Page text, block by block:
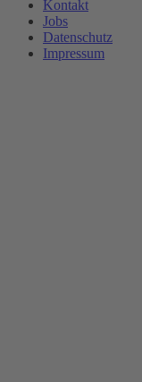
Kontakt
Jobs
Datenschutz
Impressum